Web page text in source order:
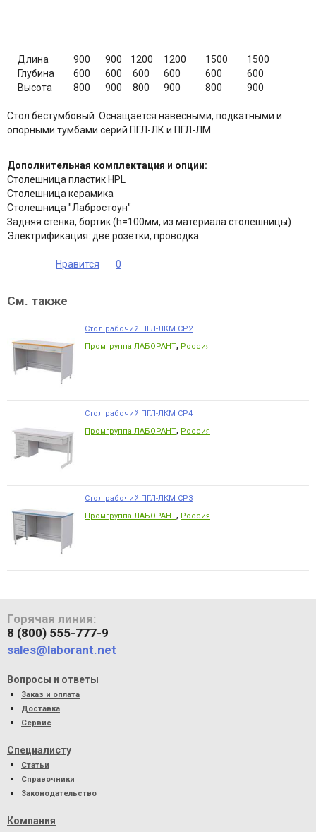
Длина 900 900 1200 1200 1500
1500
Глубина
600 600 600 600 600
600
Высота
800 900 800 900 800 900
Стол бестумбовый. Оснащается навесными, подкатными и
опорными тумбами серий ПГЛ-ЛК и ПГЛ-ЛМ.
Дополнительная комплектация и опции:
Столешница пластик HPL
Столешница керамика
Столешница "Лабростоун"
Задняя стенка, бортик (h=100мм, из материала столешницы)
Электрификация: две розетки, проводка
Нравится 0
См. также
Стол рабочий ПГЛ-ЛКМ СР2
Промгруппа ЛАБОРАНТ, Россия
Стол рабочий ПГЛ-ЛКМ СР4
Промгруппа ЛАБОРАНТ, Россия
Стол рабочий ПГЛ-ЛКМ СР3
Промгруппа ЛАБОРАНТ, Россия
Горячая линия:
8 (800) 555-777-9
sales@laborant.net
Вопросы и ответы
Заказ и оплата
Доставка
Сервис
Специалисту
Статьи
Справочники
Законодательство
Компания